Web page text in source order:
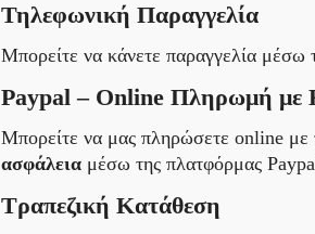
Τηλεφωνική Παραγγελία
Μπορείτε να κάνετε παραγγελία
Paypal – Online Πληρωμή με
Μπορείτε να μας πληρώσετε online με
ασφάλειαμέσω της πλατφόρμας
Τραπεζική Κατάθεση